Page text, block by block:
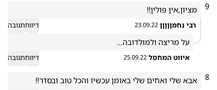
9 מציון,אין פולין!!
רבי נחמןןןןן 23.09.22 דיווחתגובה
על מריצה ולמולדובה...
איווט המחסל 25.09.22 דיווחתגובה
8 אבא שלי ואחים שלי באומן עכשיו והכל טוב ובסדר!!